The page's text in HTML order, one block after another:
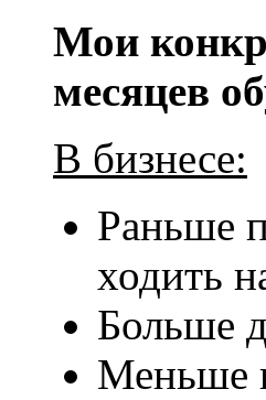
Мои
месяцев
В бизнесе:
Раньше
ходить
Больше
Меньше